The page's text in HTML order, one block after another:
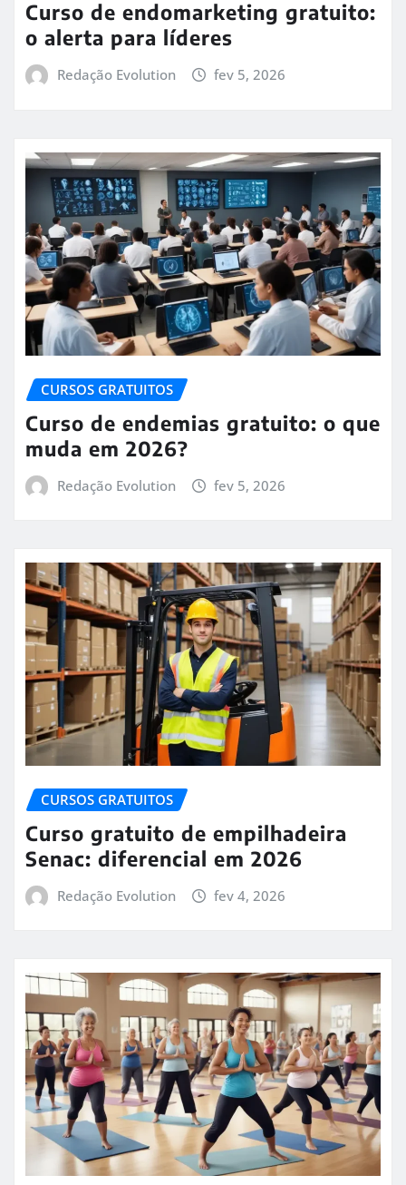
Curso de endomarketing gratuito:
o alerta para líderes
Redação Evolution fev 5, 2026
CURSOS GRATUITOS
Curso de endemias gratuito: o que
muda em 2026?
Redação Evolution fev 5, 2026
CURSOS GRATUITOS
Curso gratuito de empilhadeira
Senac: diferencial em 2026
Redação Evolution fev 4, 2026